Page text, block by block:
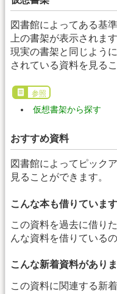
図書館によってある基
上の書架が表示されます
現実の書架と同じよう
されている資料を見る
参照
仮想書架から探す
おすすめ資料
図書館によってピック
見ることができます。
こんな本も借りています
この資料を過去に借り
んな資料を借りている
こんな新着資料があり
この資料に関連する新